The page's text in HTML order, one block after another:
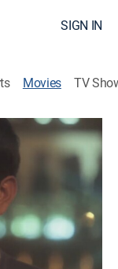
SIGN IN
Movies TV
de sus
de
lo
feliz.